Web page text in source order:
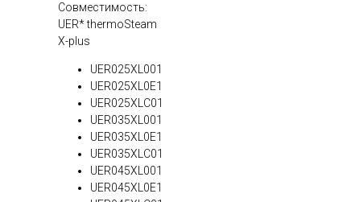
Совместимость:
UER* thermoSteam
X-plus
UER025XL001
UER025XL0E1
UER025XLC01
UER035XL001
UER035XL0E1
UER035XLC01
UER045XL001
UER045XL0E1